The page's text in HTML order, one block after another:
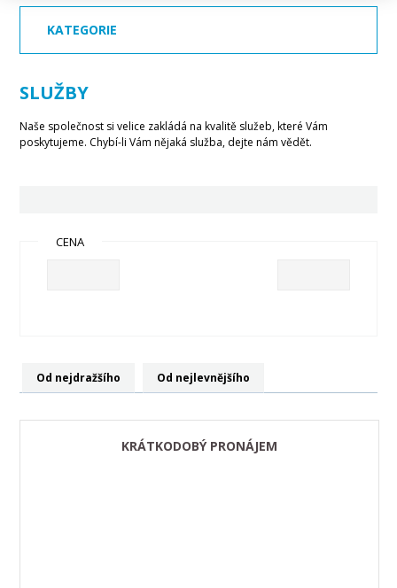
KATEGORIE
SLUŽBY
Naše společnost si velice zakládá na kvalitě služeb, které Vám
poskytujeme. Chybí-li Vám nějaká služba, dejte nám vědět.
CENA
Od nejdražšího Od nejlevnějšího
KRÁTKODOBÝ PRONÁJEM